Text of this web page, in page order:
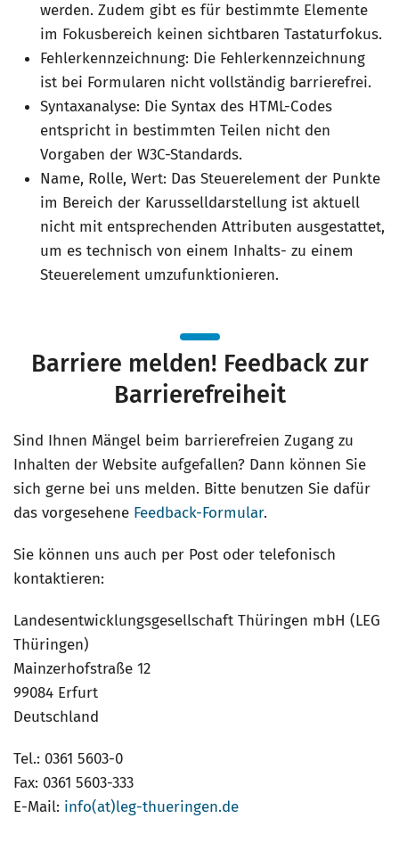
werden. Zudem gibt es für bestimmte Elemente
im Fokusbereich keinen sichtbaren Tastaturfokus.
Fehlerkennzeichnung: Die Fehlerkennzeichnung
ist bei Formularen nicht vollständig barrierefrei.
Syntaxanalyse: Die Syntax des HTML-Codes
entspricht in bestimmten Teilen nicht den
Vorgaben der W3C-Standards.
Name, Rolle, Wert: Das Steuerelement der Punkte
im Bereich der Karusselldarstellung ist aktuell
nicht mit entsprechenden Attributen ausgestattet,
um es technisch von einem Inhalts- zu einem
Steuerelement umzufunktionieren.
Barriere melden! Feedback zur
Barrierefreiheit
Sind Ihnen Mängel beim barrierefreien Zugang zu
Inhalten der Website aufgefallen? Dann können Sie
sich gerne bei uns melden. Bitte benutzen Sie dafür
das vorgesehene Feedback-Formular.
Sie können uns auch per Post oder telefonisch
kontaktieren:
Landesentwicklungsgesellschaft Thüringen mbH (LEG
Thüringen)
Mainzerhofstraße 12
99084 Erfurt
Deutschland
Tel.: 0361 5603-0
Fax: 0361 5603-333
E-Mail: info(at)leg-thueringen.de